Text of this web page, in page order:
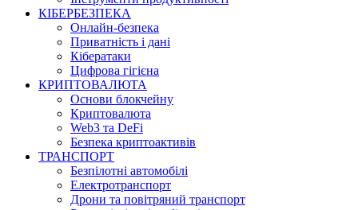
КІБЕРБЕЗПЕКА
Онлайн-безпека
Приватність і дані
Кібератаки
Цифрова гігієна
КРИПТОВАЛЮТА
Основи блокчейну
Криптовалюта
Web3 та DeFi
Безпека криптоактивів
ТРАНСПОРТ
Безпілотні автомобілі
Електротранспорт
Дрони та повітряний транспорт